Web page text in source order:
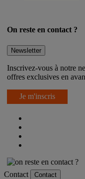
On reste en contact ?
Newsletter
Inscrivez-vous à notre
offres exclusives en
Je m'inscris
Contact Contact